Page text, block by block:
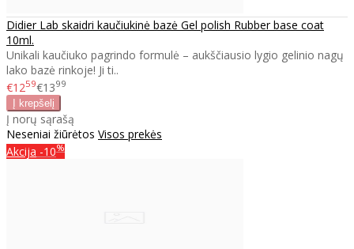
Didier Lab skaidri kaučiukinė bazė Gel polish Rubber base coat
10ml.
Unikali kaučiuko pagrindo formulė – aukščiausio lygio gelinio nagų
lako bazė rinkoje! Ji ti..
€1259€1399
Į norų sąrašą
Neseniai žiūrėtos Visos prekės
Akcija -10%